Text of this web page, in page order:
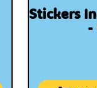
Stickers
-